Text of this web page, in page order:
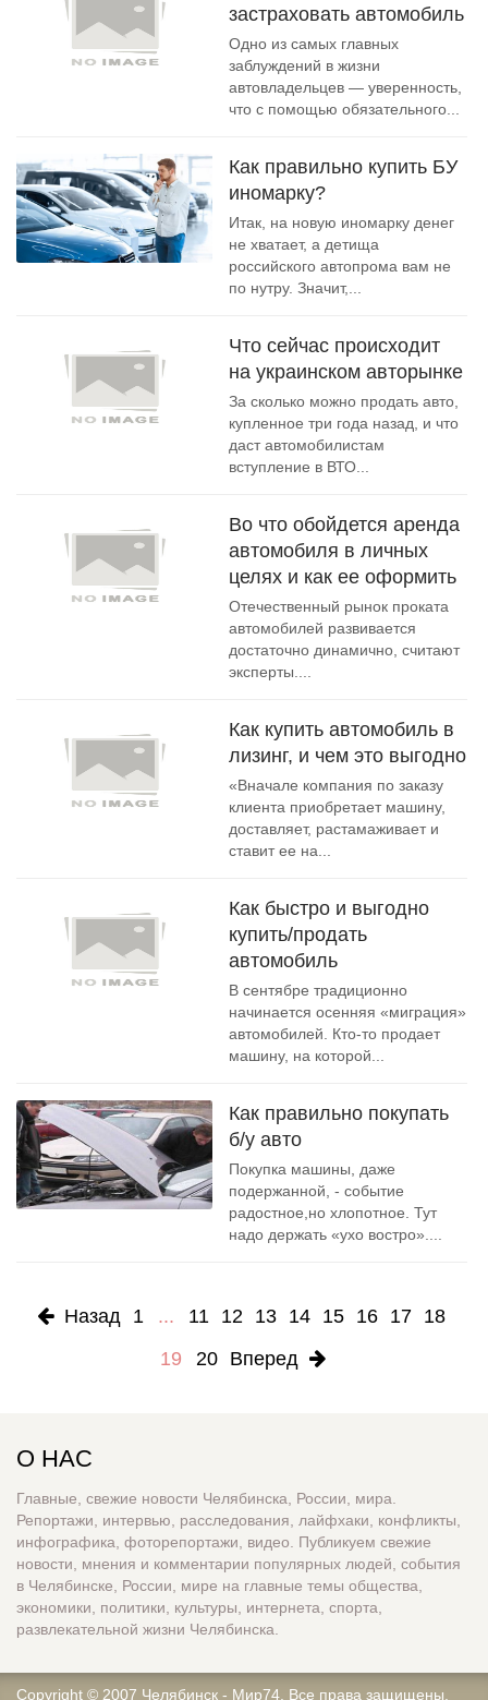
застраховать автомобиль
Одно из самых главных
заблуждений в жизни
автовладельцев — уверенность,
что с помощью обязательного...
Как правильно купить БУ
иномарку?
Итак, на новую иномарку денег
не хватает, а детища
российского автопрома вам не
по нутру. Значит,...
Что сейчас происходит
на украинском авторынке
За сколько можно продать авто,
купленное три года назад, и что
даст автомобилистам
вступление в ВТО...
Во что обойдется аренда
автомобиля в личных
целях и как ее оформить
Отечественный рынок проката
автомобилей развивается
достаточно динамично, считают
эксперты....
Как купить автомобиль в
лизинг, и чем это выгодно
«Вначале компания по заказу
клиента приобретает машину,
доставляет, растамаживает и
ставит ее на...
Как быстро и выгодно
купить/продать
автомобиль
В сентябре традиционно
начинается осенняя «миграция»
автомобилей. Кто-то продает
машину, на которой...
Как правильно покупать
б/у авто
Покупка машины, даже
подержанной, - событие
радостное,но хлопотное. Тут
надо держать «ухо востро»....
Назад 1 ... 11 12 13 14 15 16 17 18
19
20 Вперед
О НАС
Главные, свежие новости Челябинска, России, мира.
Репортажи, интервью, расследования, лайфхаки, конфликты,
инфографика, фоторепортажи, видео. Публикуем свежие
новости, мнения и комментарии популярных людей, события
в Челябинске, России, мире на главные темы общества,
экономики, политики, культуры, интернета, спорта,
развлекательной жизни Челябинска.
Copyright © 2007 Челябинск - Мир74 . Все права защищены.